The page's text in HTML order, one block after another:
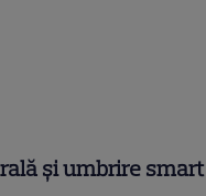
și umbrire smart